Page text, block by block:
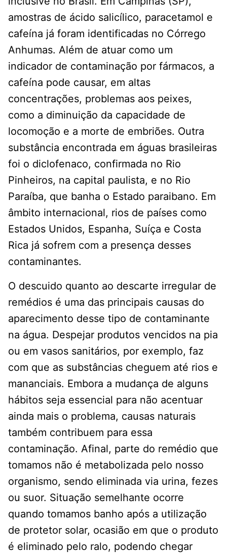
amostras de ácido salicílico, paracetamol e
cafeína já foram identificadas no Córrego
Anhumas. Além de atuar como um
indicador de contaminação por fármacos, a
cafeína pode causar, em altas
concentrações, problemas aos peixes,
como a diminuição da capacidade de
locomoção e a morte de embriões. Outra
substância encontrada em águas brasileiras
foi o diclofenaco, confirmada no Rio
Pinheiros, na capital paulista, e no Rio
Paraíba, que banha o Estado paraibano. Em
âmbito internacional, rios de países como
Estados Unidos, Espanha, Suíça e Costa
Rica já sofrem com a presença desses
contaminantes.
O descuido quanto ao descarte irregular de
remédios é uma das principais causas do
aparecimento desse tipo de contaminante
na água. Despejar produtos vencidos na pia
ou em vasos sanitários, por exemplo, faz
com que as substâncias cheguem até rios e
mananciais. Embora a mudança de alguns
hábitos seja essencial para não acentuar
ainda mais o problema, causas naturais
também contribuem para essa
contaminação. Afinal, parte do remédio que
tomamos não é metabolizada pelo nosso
organismo, sendo eliminada via urina, fezes
ou suor. Situação semelhante ocorre
quando tomamos banho após a utilização
de protetor solar, ocasião em que o produto
é eliminado pelo ralo, podendo chegar